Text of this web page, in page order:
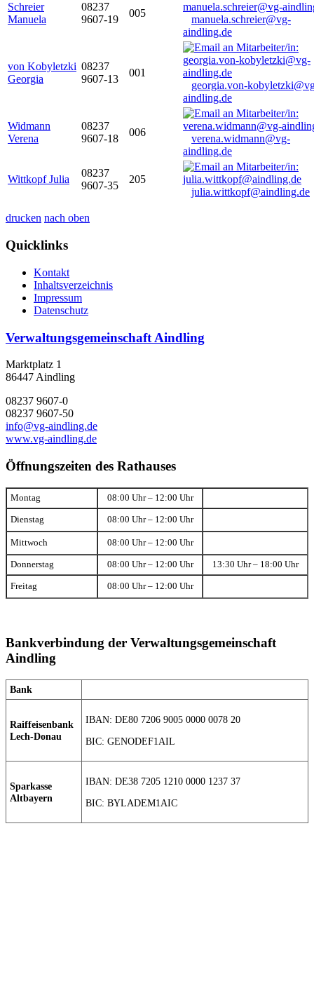
Schreier
Manuela
08237
9607-19
005
manuela.schreier@vg-
aindling.de
von Kobyletzki
Georgia
08237
9607-13
001
georgia.von-
aindling.de
Widmann
Verena
08237
9607-18
006
verena.widmann@vg-
aindling.de
Wittkopf Julia
08237
9607-35
205
julia.wittkopf@aindling.de
drucken nach oben
Quicklinks
Kontakt
Inhaltsverzeichnis
Impressum
Datenschutz
Verwaltungsgemeinschaft Aindling
Marktplatz 1
86447 Aindling
08237 9607-0
08237 9607-50
info@vg-aindling.de
www.vg-aindling.de
Öffnungszeiten des Rathauses
Montag 08:00 Uhr – 12:00 Uhr
Dienstag 08:00 Uhr – 12:00 Uhr
Mittwoch 08:00 Uhr – 12:00 Uhr
Donnerstag 08:00 Uhr – 12:00 Uhr 13:30 Uhr – 18:00 Uhr
Freitag 08:00 Uhr – 12:00 Uhr
Bankverbindung der Verwaltungsgemeinschaft
Aindling
Bank
Raiffeisenbank
Lech-Donau
IBAN: DE80 7206 9005 0000 0078 20
BIC: GENODEF1AIL
Sparkasse
Altbayern
IBAN: DE38 7205 1210 0000 1237 37
BIC: BYLADEM1AIC